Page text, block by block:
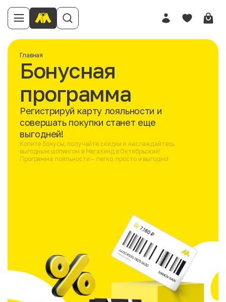
Главная
Бонусная
программа
Регистрируй карту лояльности и
совершать покупки станет еще
выгодней!
Копите бонусы, получайте скидки и наслаждайтесь
выгодным шопингом в Мегахенд в Октябрьский!
Программа лояльности – легко, просто и выгодно!